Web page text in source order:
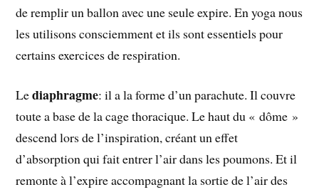
de remplir un ballon avec une seule expire. En yoga nous
les utilisons consciemment et ils sont essentiels pour
certains exercices de respiration.
Lediaphragme: il a la forme d’un parachute. Il couvre
toute a base de la cage thoracique. Le haut du « dôme »
descend lors de l’inspiration, créant un effet
d’absorption qui fait entrer l’air dans les poumons. Et il
remonte à l’expire accompagnant la sortie de l’air des